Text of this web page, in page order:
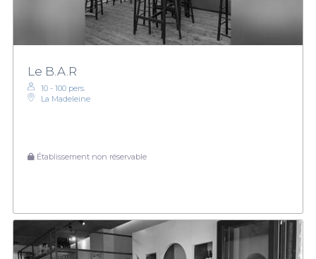
Le B.A.R
10 - 100 pers.
La Madeleine
Établissement non réservable